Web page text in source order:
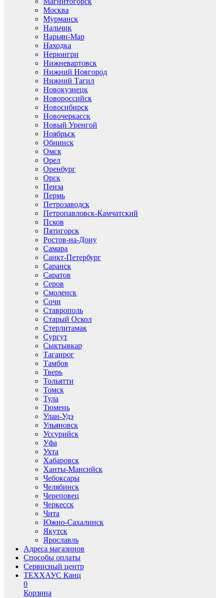
Москва
Мурманск
Нальчик
Нарьян-Мар
Находка
Нерюнгри
Нижневартовск
Нижний Новгород
Нижний Тагил
Новокузнецк
Новороссийск
Новосибирск
Новочеркасск
Новый Уренгой
Ноябрьск
Обнинск
Омск
Орел
Оренбург
Орск
Пенза
Пермь
Петрозаводск
Петропавловск-Камчатский
Псков
Пятигорск
Ростов-на-Дону
Самара
Санкт-Петербург
Саранск
Саратов
Серов
Смоленск
Сочи
Ставрополь
Старый Оскол
Стерлитамак
Сургут
Сыктывкар
Таганрог
Тамбов
Тверь
Тольятти
Томск
Тула
Тюмень
Улан-Удэ
Ульяновск
Уссурийск
Уфа
Ухта
Хабаровск
Ханты-Мансийск
Чебоксары
Челябинск
Череповец
Черкесск
Чита
Южно-Сахалинск
Якутск
Ярославль
Адреса магазинов
Способы оплаты
Сервисный центр
ТЕХХАУС Канц
0
Корзина